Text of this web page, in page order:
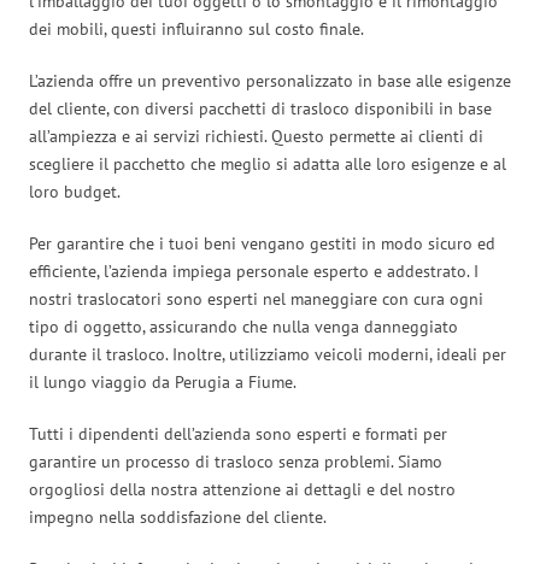
dei mobili, questi influiranno sul costo finale.
L’azienda offre un preventivo personalizzato in base alle esigenze
del cliente, con diversi pacchetti di trasloco disponibili in base
all’ampiezza e ai servizi richiesti. Questo permette ai clienti di
scegliere il pacchetto che meglio si adatta alle loro esigenze e al
loro budget.
Per garantire che i tuoi beni vengano gestiti in modo sicuro ed
efficiente, l’azienda impiega personale esperto e addestrato. I
nostri traslocatori sono esperti nel maneggiare con cura ogni
tipo di oggetto, assicurando che nulla venga danneggiato
durante il trasloco. Inoltre, utilizziamo veicoli moderni, ideali per
il lungo viaggio da Perugia a Fiume.
Tutti i dipendenti dell’azienda sono esperti e formati per
garantire un processo di trasloco senza problemi. Siamo
orgogliosi della nostra attenzione ai dettagli e del nostro
impegno nella soddisfazione del cliente.